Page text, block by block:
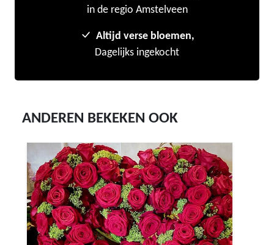
in de regio Amstelveen
Altijd verse bloemen,
Dagelijks ingekocht
ANDEREN BEKEKEN OOK